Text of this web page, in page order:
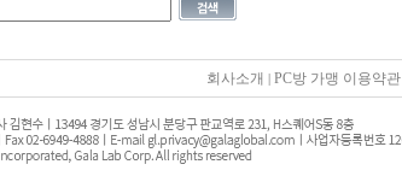
회사소개 PC방 가맹 이용약관